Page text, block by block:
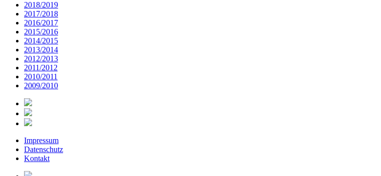
2018/2019
2017/2018
2016/2017
2015/2016
2014/2015
2013/2014
2012/2013
2011/2012
2010/2011
2009/2010
Impressum
Datenschutz
Kontakt